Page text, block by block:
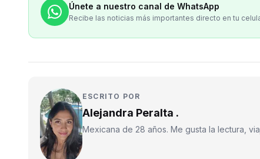
Únete a nuestro canal de WhatsApp
Recibe las noticias más importantes directo en tu
ESCRITO POR
Alejandra Peralta .
Mexicana de 28 años. Me gusta la lectura,